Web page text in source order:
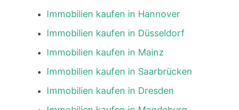
Immobilien kaufen in Hannover
Immobilien kaufen in Düsseldorf
Immobilien kaufen in Mainz
Immobilien kaufen in Saarbrücken
Immobilien kaufen in Dresden